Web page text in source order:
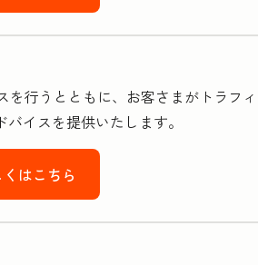
行うとともに、お客さまがトラフ
イスを提供いたします。
はこちら